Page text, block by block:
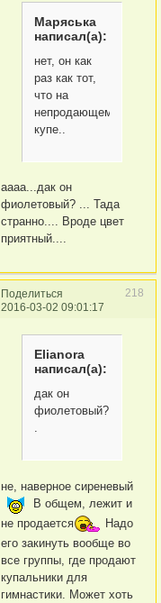
Маряська
написал(а):
нет, он как
раз как тот,
что на
непродающемся
купе..
аааа...дак он
фиолетовый? ... Тада
странно.... Вроде цвет
приятный....
Поделиться
218
2016-03-02 09:01:17
Elianora
написал(а):
дак он
фиолетовый?
.
не, наверное сиреневый
В общем, лежит и
не продается
Надо
его закинуть вообще во
все группы, где продают
купальники для
гимнастики. Может хоть